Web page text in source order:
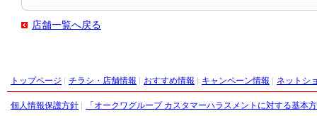
店舗一覧へ戻る
トップページ チラシ・店舗情報 おすすめ情報 キャンペーン情報 ネットシ
個人情報保護方針 「オークワグループ カスタマーハラスメントに対する基本